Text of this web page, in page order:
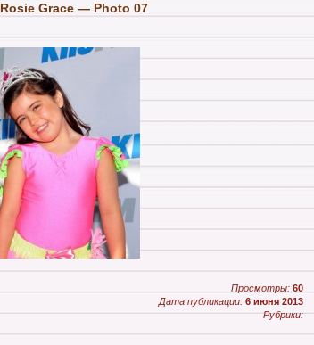
Grace — Photo 07
Просмотры: 60
Дата публикации: 6 июня 2013
Рубрики: